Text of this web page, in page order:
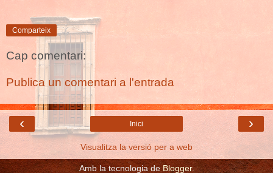
Comparteix
Cap comentari:
Publica un comentari a l'entrada
‹ ›
Inici
Visualitza la versió per a web
Amb la tecnologia deBlogger.